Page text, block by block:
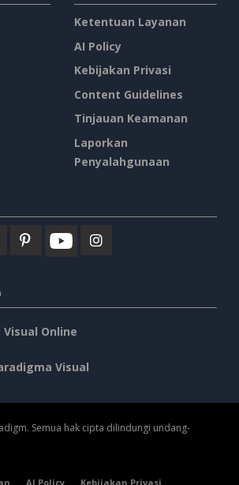
Ketentuan Layanan
AI Policy
Kebijakan Privasi
Content Guidelines
Tinjauan Keamanan
Laporkan
Penyalahgunaan
Online
Visual
Semua hak cipta dilindungi undang-
AI Policy Kebijakan Privasi